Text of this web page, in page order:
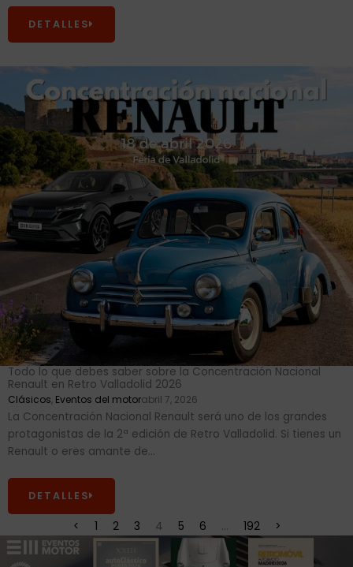
DETALLES
Todo lo que debes saber sobre la Concentración Nacional
Renault en Retro Valladolid 2026
Clásicos, Eventos del motorabril 7, 2026
La Concentración Nacional Renault será uno de los grandes
protagonistas de la 2ª edición de Retro Valladolid. Si tienes un
Renault o eres amante de...
DETALLES
< 1 2 3 4 5 6 … 192 >